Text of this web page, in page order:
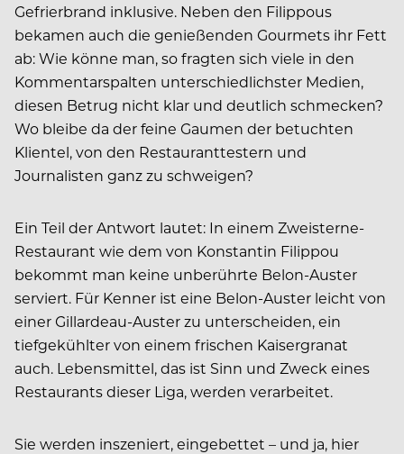
Gefrierbrand inklusive. Neben den Filippous
bekamen auch die genießenden Gourmets ihr Fett
ab: Wie könne man, so fragten sich viele in den
Kommentarspalten unterschiedlichster Medien,
diesen Betrug nicht klar und deutlich schmecken?
Wo bleibe da der feine Gaumen der betuchten
Klientel, von den Restauranttestern und
Journalisten ganz zu schweigen?
Ein Teil der Antwort lautet: In einem Zwei­sterne-
Restaurant wie dem von Konstantin Filippou
bekommt man keine unberührte Belon-Auster
serviert. Für Kenner ist eine Belon-Auster leicht von
einer Gillardeau-Auster zu unterscheiden, ein
tiefgekühlter von einem frischen Kaisergranat
auch. Lebensmittel, das ist Sinn und Zweck eines
Restaurants dieser Liga, werden verarbeitet.
Sie werden inszeniert, eingebettet – und ja, hier